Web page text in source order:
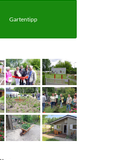
Gartentipp